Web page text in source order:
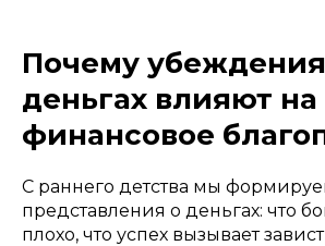
Почему
деньгах влияют на
финансовое
С раннего детства мы
представления о деньгах: что
плохо, что успех вызывает